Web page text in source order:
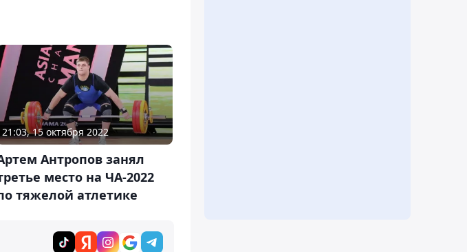
21:03, 15 октября 2022
Антропов занял
место на ЧА-2022
тяжелой атлетике